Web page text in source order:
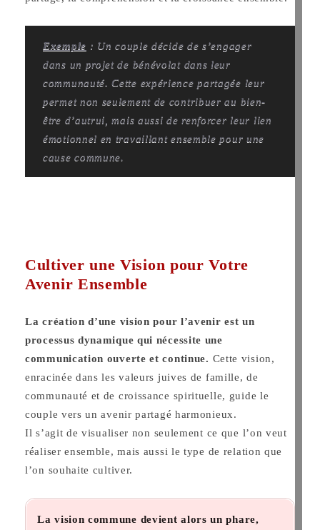
Exemple : Un couple décide de s’engager
dans un projet de bénévolat dans leur
communauté. Cette expérience partagée leur
permet non seulement de contribuer au bien-
être d’autrui, mais aussi de renforcer leur lien
émotionnel en travaillant ensemble pour une
cause commune.
Cultiver une Vision pour Votre
Avenir Ensemble
La création d’une vision pour l’avenir est un
processus dynamique qui nécessite une
communication ouverte et continue. Cette vision,
enracinée dans les valeurs juives de famille, de
communauté et de croissance spirituelle, guide le
couple vers un avenir partagé harmonieux.
Il s’agit de visualiser non seulement ce que l’on veut
réaliser ensemble, mais aussi le type de relation que
l’on souhaite cultiver.
La vision commune devient alors un phare,